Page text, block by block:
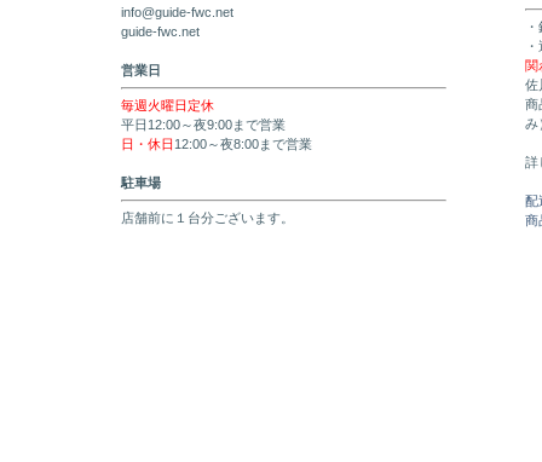
info@guide-fwc.net
guide-fwc.net
営業日
毎週火曜日定休
平日12:00～夜9:00まで営業
日・休日 12:00～夜8:00まで営業
駐車場
店舗前に１台分ございます。
関
佐
商
み
詳
配
商